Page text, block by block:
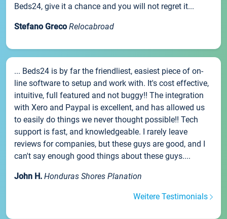
Beds24, give it a chance and you will not regret it...
Stefano Greco Relocabroad
... Beds24 is by far the friendliest, easiest piece of on-
line software to setup and work with. It's cost effective,
intuitive, full featured and not buggy!! The integration
with Xero and Paypal is excellent, and has allowed us
to easily do things we never thought possible!! Tech
support is fast, and knowledgeable. I rarely leave
reviews for companies, but these guys are good, and I
can't say enough good things about these guys....
John H. Honduras Shores Planation
Weitere Testimonials